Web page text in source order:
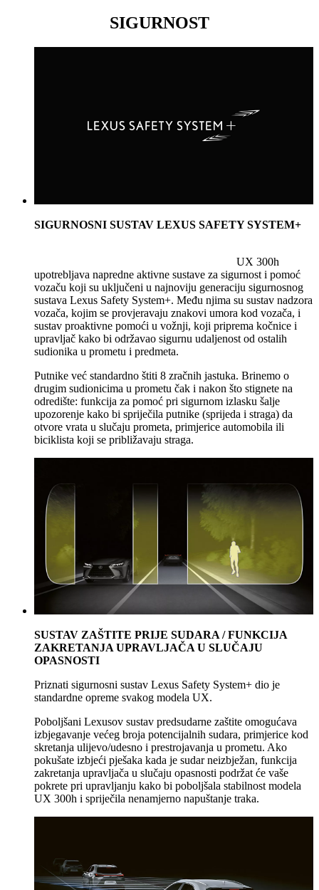
SIGURNOST
SIGURNOSNI SUSTAV LEXUS SAFETY SYSTEM+
UX 300h
upotrebljava napredne aktivne sustave za sigurnost i pomoć
vozaču koji su uključeni u najnoviju generaciju sigurnosnog
sustava Lexus Safety System+. Među njima su sustav nadzora
vozača, kojim se provjeravaju znakovi umora kod vozača, i
sustav proaktivne pomoći u vožnji, koji priprema kočnice i
upravljač kako bi održavao sigurnu udaljenost od ostalih
sudionika u prometu i predmeta.
Putnike već standardno štiti 8 zračnih jastuka. Brinemo o
drugim sudionicima u prometu čak i nakon što stignete na
odredište: funkcija za pomoć pri sigurnom izlasku šalje
upozorenje kako bi spriječila putnike (sprijeda i straga) da
otvore vrata u slučaju prometa, primjerice automobila ili
biciklista koji se približavaju straga.
SUSTAV ZAŠTITE PRIJE SUDARA / FUNKCIJA
ZAKRETANJA UPRAVLJAČA U SLUČAJU
OPASNOSTI
Priznati sigurnosni sustav Lexus Safety System+ dio je
standardne opreme svakog modela UX.
Poboljšani Lexusov sustav predsudarne zaštite omogućava
izbjegavanje većeg broja potencijalnih sudara, primjerice kod
skretanja ulijevo/udesno i prestrojavanja u prometu. Ako
pokušate izbjeći pješaka kada je sudar neizbježan, funkcija
zakretanja upravljača u slučaju opasnosti podržat će vaše
pokrete pri upravljanju kako bi poboljšala stabilnost modela
UX 300h i spriječila nenamjerno napuštanje traka.